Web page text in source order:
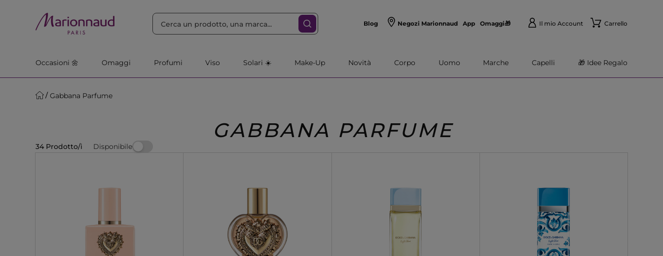
Blog Negozi Marionnaud App Omaggi🎁 Il mio Account Carrello
Occasioni 🌼 Omaggi Profumi Viso Solari ☀️ Make-Up Novità Corpo Uomo Marche Capelli 🎁 Idee Regalo
Gabbana Parfume
GABBANA PARFUME
34 Prodotto/i Disponibile